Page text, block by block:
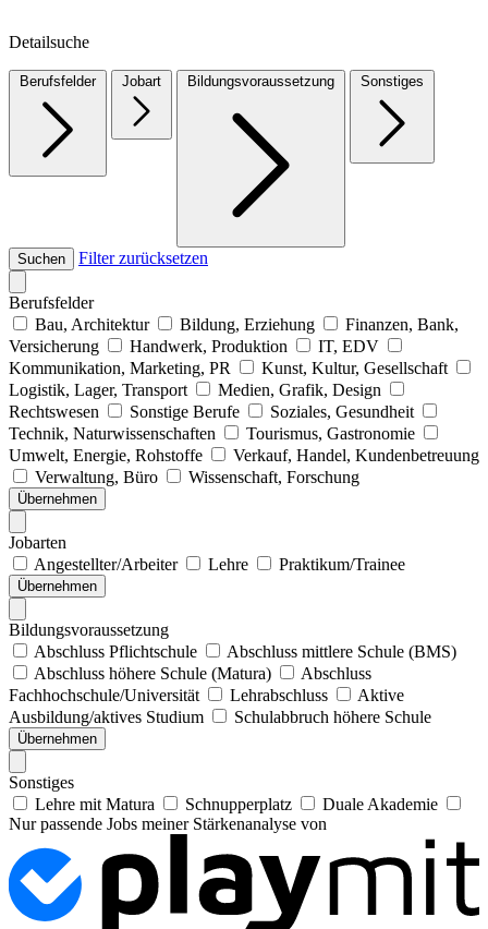
Detailsuche
Berufsfelder Jobart Bildungsvoraussetzung Sonstiges
Suchen Filter zurücksetzen
Berufsfelder
Bau, Architektur
Bildung, Erziehung
Finanzen, Bank,
Versicherung
Handwerk, Produktion
IT, EDV
Kommunikation, Marketing, PR
Kunst, Kultur, Gesellschaft
Logistik, Lager, Transport
Medien, Grafik, Design
Rechtswesen
Sonstige Berufe
Soziales, Gesundheit
Technik, Naturwissenschaften
Tourismus, Gastronomie
Umwelt, Energie, Rohstoffe
Verkauf, Handel, Kundenbetreuung
Verwaltung, Büro
Wissenschaft, Forschung
Übernehmen
Jobarten
Angestellter/Arbeiter
Lehre Praktikum/Trainee
Übernehmen
Bildungsvoraussetzung
Abschluss Pflichtschule
Abschluss mittlere Schule (BMS)
Abschluss höhere Schule (Matura)
Abschluss
Fachhochschule/Universität
Lehrabschluss
Aktive
Ausbildung/aktives Studium
Schulabbruch höhere Schule
Übernehmen
Sonstiges
Lehre mit Matura
Schnupperplatz
Duale Akademie
Nur passende Jobs meiner Stärkenanalyse von